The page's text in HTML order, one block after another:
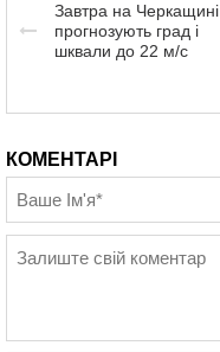
Завтра на Черкащині
прогнозують град і
шквали до 22 м/с
КОМЕНТАРІ